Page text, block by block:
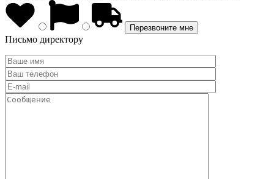
Письмо директору